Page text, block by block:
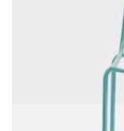
geeft bij langer
zithoek met een
prachtige stoel
comfortabel
luchtige uitdrukking